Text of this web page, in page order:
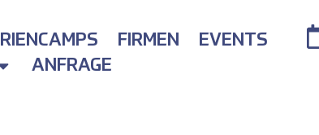
FIRMEN
EVENTS
ANFRAGE